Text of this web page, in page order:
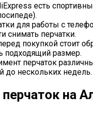
есть
для работы с
снимать перчатки.
покупкой стоит
подходящий размер.
перчаток
до нескольких недель.
на